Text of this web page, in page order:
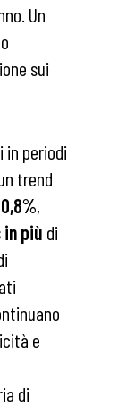
Un
sui
in periodi
trend
0,8%,
in più di
e
di